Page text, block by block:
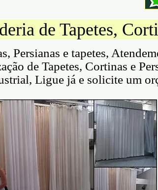
de Tapetes,
Persianas e tapetes,
de Tapetes, Cortinas e
Ligue já e solicite um